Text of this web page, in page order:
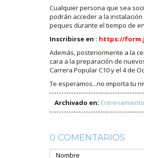
Cualquier persona que sea
podrán acceder a la
peques durante el tiempo de
Inscribirse en : https://
Además, posteriormente a la
cara a la preparación de
Carrera Popular C10 y el 4 de
Te esperamos...no importa tu
Archivado en: Entrenamiento
0 COMENTARIOS